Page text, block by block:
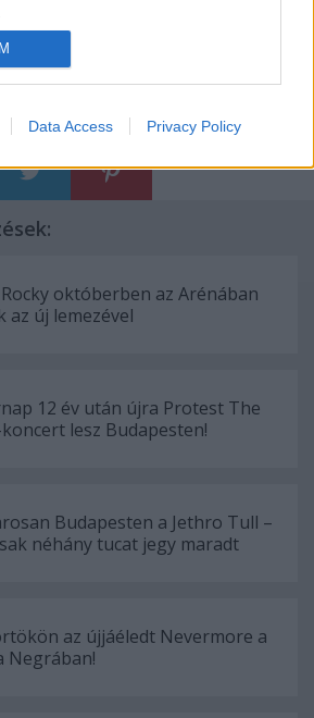
Data Access Privacy Policy
john frusciante koncertajánló
koncertbejelentések
Rocky októberben az Arénában
az új lemezével
12 év után újra Protest The
lesz Budapesten!
Budapesten a Jethro Tull –
néhány tucat jegy maradt
az újjáéledt Nevermore a
Negrában!